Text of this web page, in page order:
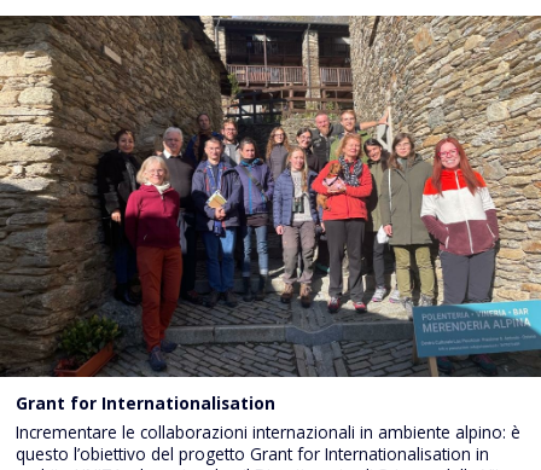
Grant for Internationalisation
Incrementare le collaborazioni internazionali in ambiente alpino: è
questo l’obiettivo del progetto Grant for Internationalisation in